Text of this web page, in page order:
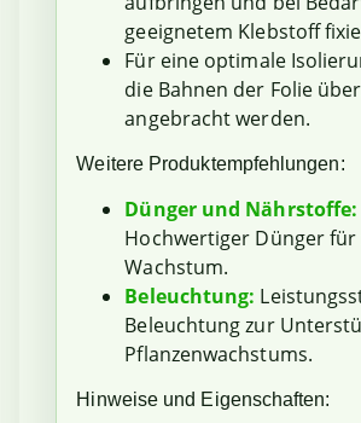
geeignetem Klebstoff
Für eine optimale
die Bahnen der Folie
angebracht werden.
Weitere Produktempfehlungen:
Dünger und Nährstoffe:
Hochwertiger Dünger für
Wachstum.
Beleuchtung:
Beleuchtung zur
Pflanzenwachstums.
Hinweise und Eigenschaften: